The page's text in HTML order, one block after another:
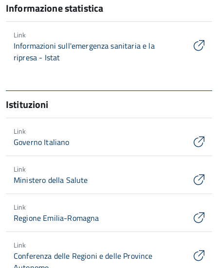
Informazione statistica
Link
Informazioni sull'emergenza sanitaria e la
ripresa - Istat
Istituzioni
Link
Governo Italiano
Link
Ministero della Salute
Link
Regione Emilia-Romagna
Link
Conferenza delle Regioni e delle Province